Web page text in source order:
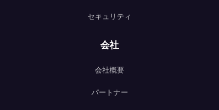
セキュリティ
会社
会社概要
パートナー